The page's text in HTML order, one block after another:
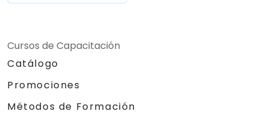
Cursos de Capacitación
Catálogo
Promociones
Métodos de Formación